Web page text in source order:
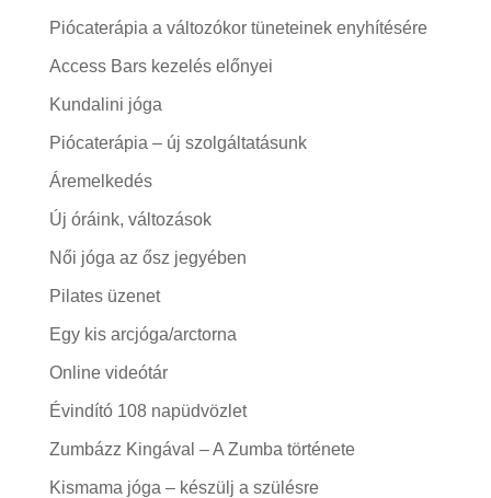
Piócaterápia a változókor tüneteinek enyhítésére
Access Bars kezelés előnyei
Kundalini jóga
Piócaterápia – új szolgáltatásunk
Áremelkedés
Új óráink, változások
Női jóga az ősz jegyében
Pilates üzenet
Egy kis arcjóga/arctorna
Online videótár
Évindító 108 napüdvözlet
Zumbázz Kingával – A Zumba története
Kismama jóga – készülj a szülésre